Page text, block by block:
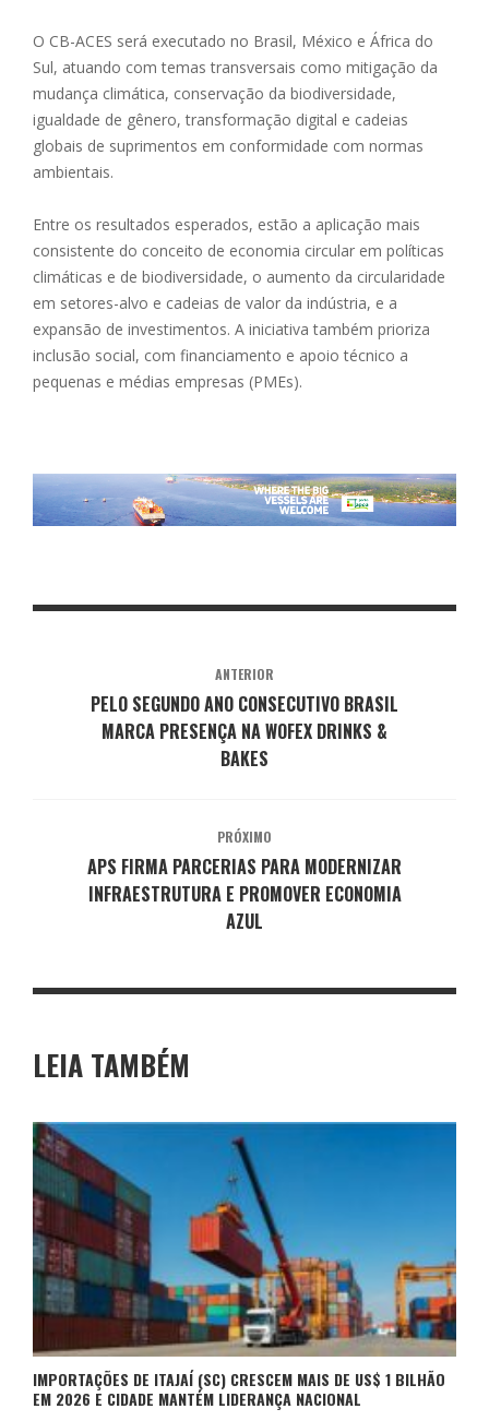
O CB-ACES será executado no Brasil, México e África do
Sul, atuando com temas transversais como mitigação da
mudança climática, conservação da biodiversidade,
igualdade de gênero, transformação digital e cadeias
globais de suprimentos em conformidade com normas
ambientais.
Entre os resultados esperados, estão a aplicação mais
consistente do conceito de economia circular em políticas
climáticas e de biodiversidade, o aumento da circularidade
em setores-alvo e cadeias de valor da indústria, e a
expansão de investimentos. A iniciativa também prioriza
inclusão social, com financiamento e apoio técnico a
pequenas e médias empresas (PMEs).
ANTERIOR
PELO SEGUNDO ANO CONSECUTIVO BRASIL
MARCA PRESENÇA NA WOFEX DRINKS &
BAKES
PRÓXIMO
APS FIRMA PARCERIAS PARA MODERNIZAR
INFRAESTRUTURA E PROMOVER ECONOMIA
AZUL
LEIA TAMBÉM
IMPORTAÇÕES DE ITAJAÍ (SC) CRESCEM MAIS DE US$ 1 BILHÃO
EM 2026 E CIDADE MANTÉM LIDERANÇA NACIONAL